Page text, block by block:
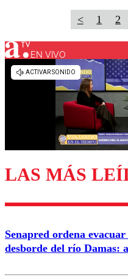
< 1 2
EN VIVO
LAS MÁS
Senapred ordena
desborde del río Damas: